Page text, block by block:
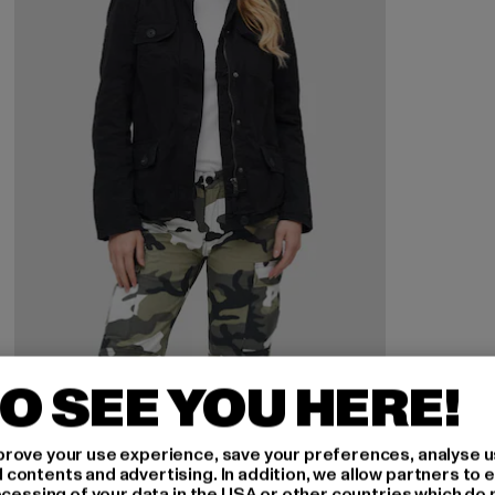
BRANDIT
Ladies Britannia
64,59 EUR
Derzeitiger Preis: 64,59 EUR
84,99 EURAktionspreis: 84,99 EUR
SEE YOU HERE!
your use experience, save your preferences, analyse
and advertising. In addition, we allow partners to